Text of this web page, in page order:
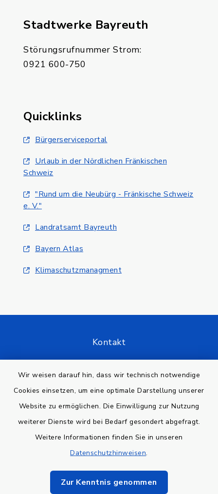
Wir weisen darauf hin, dass wir technisch notwendige
Cookies einsetzen, um eine optimale Darstellung unserer
Website zu ermöglichen. Die Einwilligung zur Nutzung
weiterer Dienste wird bei Bedarf gesondert abgefragt.
Weitere Informationen finden Sie in unseren
Datenschutzhinweisen.
Zur Kenntnis genommen
Stadtwerke Bayreuth
Störungsrufnummer Strom:
0921 600-750
Quicklinks
Bürgerserviceportal
Urlaub in der Nördlichen Fränkischen
Schweiz
"Rund um die Neubürg - Fränkische Schweiz
e. V."
Landratsamt Bayreuth
Bayern Atlas
Klimaschutzmanagment
Kontakt
Datenschutz
Impressum
Sitemap
Cookie-Einstellungen